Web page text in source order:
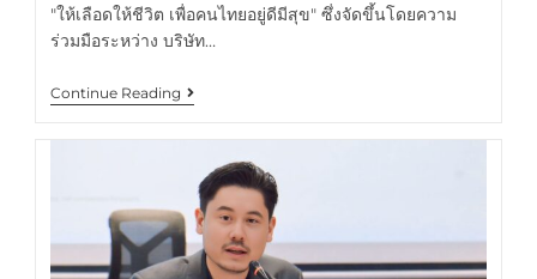
"ให้เลือดให้ชีวิต เพื่อคนไทยอยู่ดีมีสุข" ซึ่งจัดขึ้นโดยความ
ร่วมมือระหว่าง บริษัท…
Continue Reading